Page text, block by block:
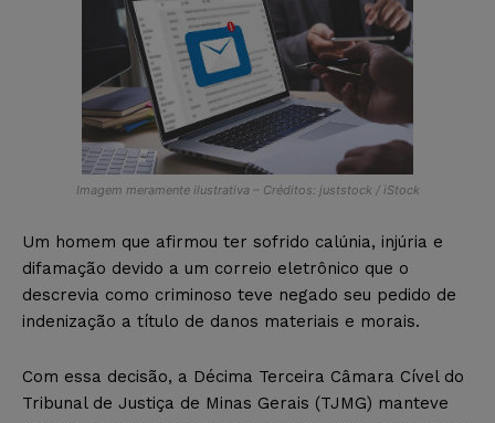
Imagem meramente ilustrativa – Créditos: juststock / iStock
Um homem que afirmou ter sofrido calúnia, injúria e
difamação devido a um correio eletrônico que o
descrevia como criminoso teve negado seu pedido de
indenização a título de danos materiais e morais.
Com essa decisão, a Décima Terceira Câmara Cível do
Tribunal de Justiça de Minas Gerais (TJMG) manteve